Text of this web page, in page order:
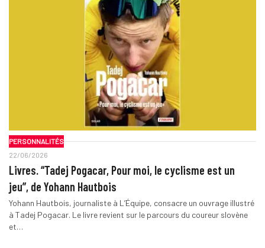
PERSONNALITÉS
22/06/2026
Livres. “Tadej Pogacar, Pour moi, le cyclisme est un
jeu”, de Yohann Hautbois
Yohann Hautbois, journaliste à L’Équipe, consacre un ouvrage illustré
à Tadej Pogacar. Le livre revient sur le parcours du coureur slovène
et…